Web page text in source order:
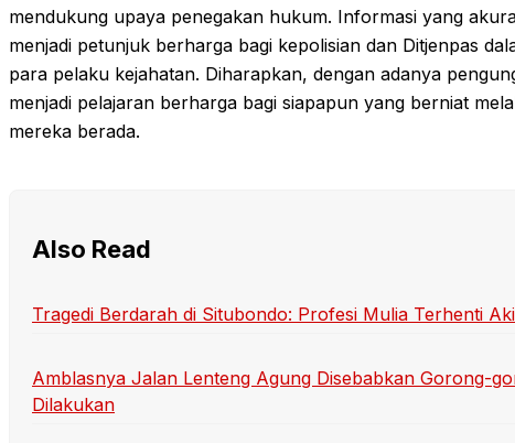
mendukung upaya penegakan hukum. Informasi yang
menjadi petunjuk berharga bagi kepolisian dan Ditjenpas
para pelaku kejahatan. Diharapkan, dengan adanya
menjadi pelajaran berharga bagi siapapun yang berniat
mereka berada.
Also Read
Tragedi Berdarah di Situbondo: Profesi Mulia Terhenti
Amblasnya Jalan Lenteng Agung Disebabkan Gorong-
Dilakukan